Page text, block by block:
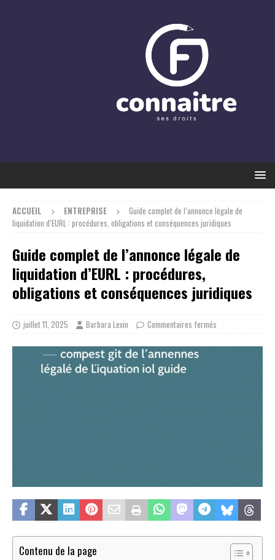
ACCUEIL ENTREPRISE
Guide complet de l’annonce légale de
liquidation d’EURL : procédures, obligations et conséquences juridiques
Guide complet de l’annonce légale de
liquidation d’EURL : procédures,
obligations et conséquences juridiques
juillet 11, 2025 Barbara Lexin Commentaires fermés
Contenu de la page